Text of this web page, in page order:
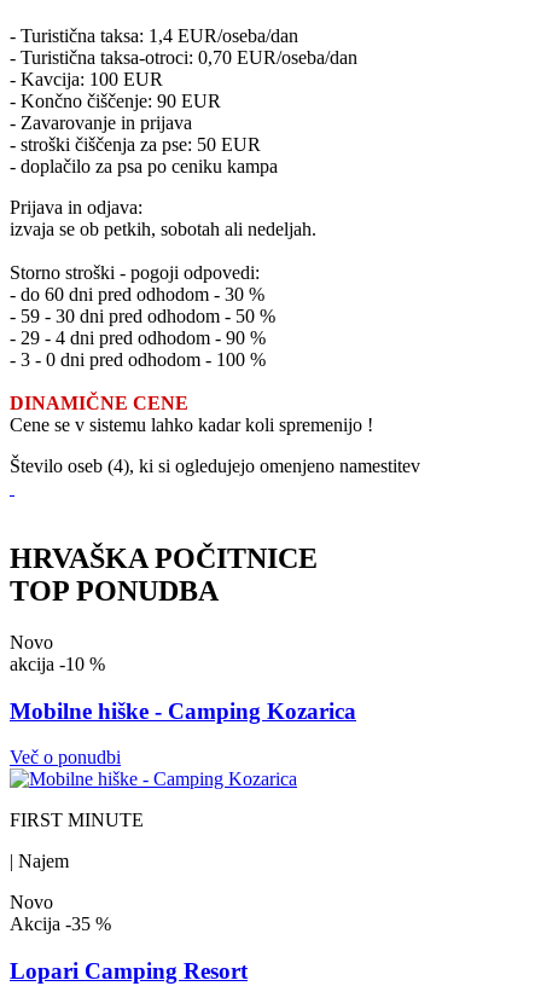
- Turistična taksa: 1,4 EUR/oseba/dan
- Turistična taksa-otroci: 0,70 EUR/oseba/dan
- Kavcija: 100 EUR
- Končno čiščenje: 90 EUR
- Zavarovanje in prijava
- stroški čiščenja za pse: 50 EUR
- doplačilo za psa po ceniku kampa
Prijava in odjava:
izvaja se ob petkih, sobotah ali nedeljah.
Storno stroški - pogoji odpovedi:
- do 60 dni pred odhodom - 30 %
- 59 - 30 dni pred odhodom - 50 %
- 29 - 4 dni pred odhodom - 90 %
- 3 - 0 dni pred odhodom - 100 %
DINAMIČNE CENE
Cene se v sistemu lahko kadar koli spremenijo !
Število oseb (4), ki si ogledujejo omenjeno namestitev
HRVAŠKA POČITNICE
TOP PONUDBA
Novo
akcija -10 %
Mobilne hiške - Camping Kozarica
Več o ponudbi
FIRST MINUTE
| Najem
Novo
Akcija -35 %
Lopari Camping Resort